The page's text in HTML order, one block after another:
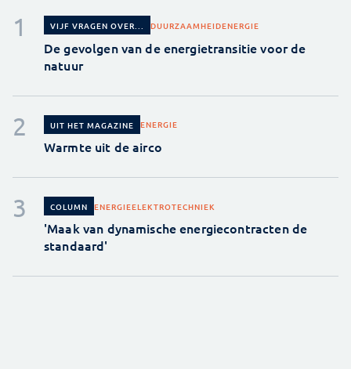
VIJF VRAGEN OVER... DUURZAAMHEIDENERGIE
De gevolgen van de energietransitie voor de
natuur
UIT HET MAGAZINE ENERGIE
Warmte uit de airco
COLUMN ENERGIEELEKTROTECHNIEK
'Maak van dynamische energiecontracten de
standaard'